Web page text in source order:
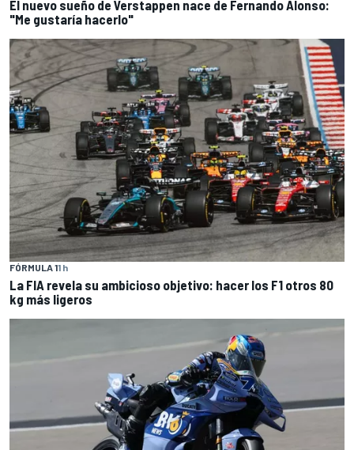
El nuevo sueño de Verstappen nace de Fernando Alonso:
"Me gustaría hacerlo"
FÓRMULA 11 h
La FIA revela su ambicioso objetivo: hacer los F1 otros 80
kg más ligeros